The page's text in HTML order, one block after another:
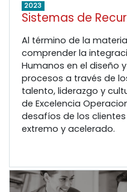
2023
Sistemas de
Al término de la
comprender la
Humanos en el diseño
procesos a través de
talento, liderazgo y
de Excelencia
desafíos de los
extremo y acelerado.